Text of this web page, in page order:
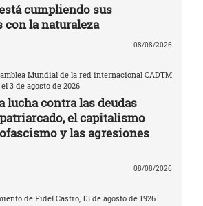
cumpliendo sus
la naturaleza
08/08/2026
Mundial de la red internacional CADTM
3 de agosto de 2026
lucha contra las deudas
el capitalismo
y las agresiones
08/08/2026
de Fidel Castro, 13 de agosto de 1926